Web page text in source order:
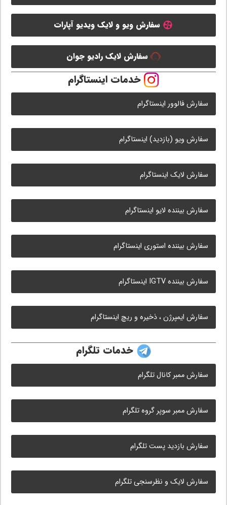
سفارش ویو و لایک ویدیو آپارات
سفارش لایک رادیو جوان
خدمات اینستاگرام
سفارش فالوور اینستاگرام
سفارش ویو (بازدید) اینستاگرام
سفارش لایک اینستاگرام
سفارش بیننده لایو اینستاگرام
سفارش بیننده استوری اینستاگرام
سفارش بیننده IGTV اینستاگرام
سفارش ایمپرژن ، ذخیره و ریچ اینستاگرام
خدمات تلگرام
سفارش ممبر کانال تلگرام
سفارش ممبر سوپر گروه تلگرام
سفارش بازدید پست تلگرام
سفارش لایک و نظرسنجی تلگرام